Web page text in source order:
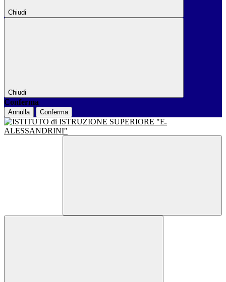
Chiudi
Chiudi
Conferma
Annulla Conferma